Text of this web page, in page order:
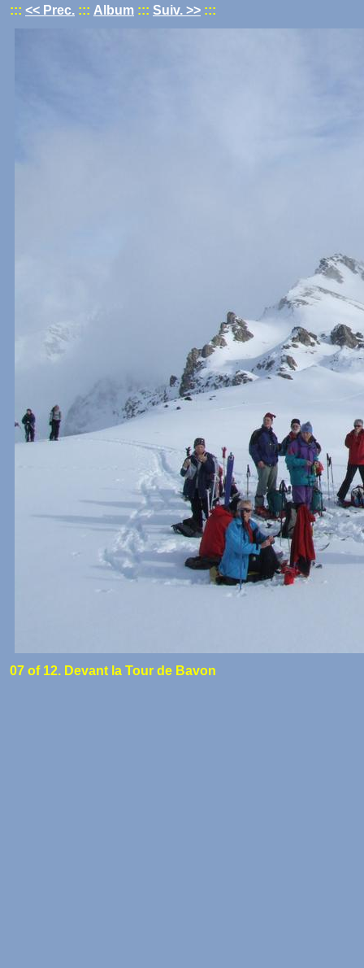
::: << Prec. ::: Album ::: Suiv. >> :::
07 of 12. Devant la Tour de Bavon